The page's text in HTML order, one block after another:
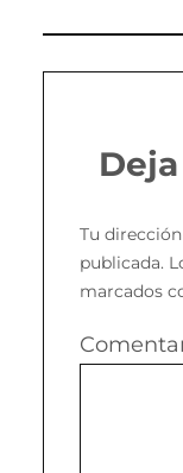
Tu
publicada.
marcados